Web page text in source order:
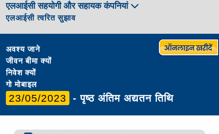
एलआईसी सहयोगी और सहायक कंपनियां
एलआईसी त्वरित सुझाव
अवश्य जाने
जीवन बीमा क्यों
निवेश क्यों
गो मोबाइल
23/05/2023 - पृष्ठ अंतिम अद्यतन तिथि